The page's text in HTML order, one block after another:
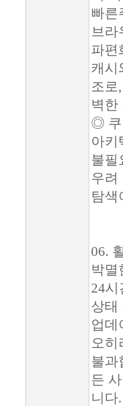
빠른
브
파편
캐시
조로
벽한
◎ 쿠
아키
불필
우려
탐색
06.
박멸
24
상태
업데
오히
불과
든
니다